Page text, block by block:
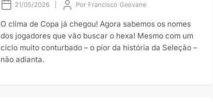
21/05/2026 Por Francisco Geovane
O clima de Copa já chegou! Agora sabemos os nomes
dos jogadores que vão buscar o hexa! Mesmo com um
ciclo muito conturbado – o pior da história da Seleção –
não adianta.